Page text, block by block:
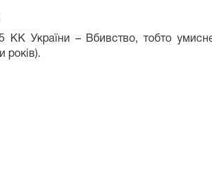
КК України – Вбивство, тобто
років).